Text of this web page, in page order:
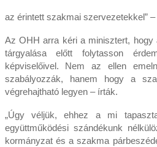
az érintett szakmai szervezetekkel”
Az OHH arra kéri a minisztert, hogy
tárgyalása előtt folytasson
képviselőivel. Nem az ellen
szabályozzák, hanem hogy a
végrehajtható legyen – írták.
„Úgy véljük, ehhez a mi
együttműködési szándékunk
kormányzat és a szakma